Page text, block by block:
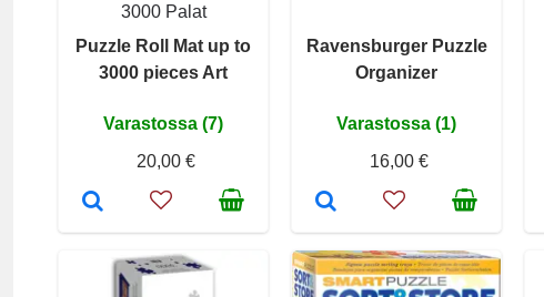
3000 Palat
Puzzle Roll Mat up to
3000 pieces Art
Varastossa (7)
20,00 €
Ravensburger Puzzle
Organizer
Varastossa (1)
16,00 €